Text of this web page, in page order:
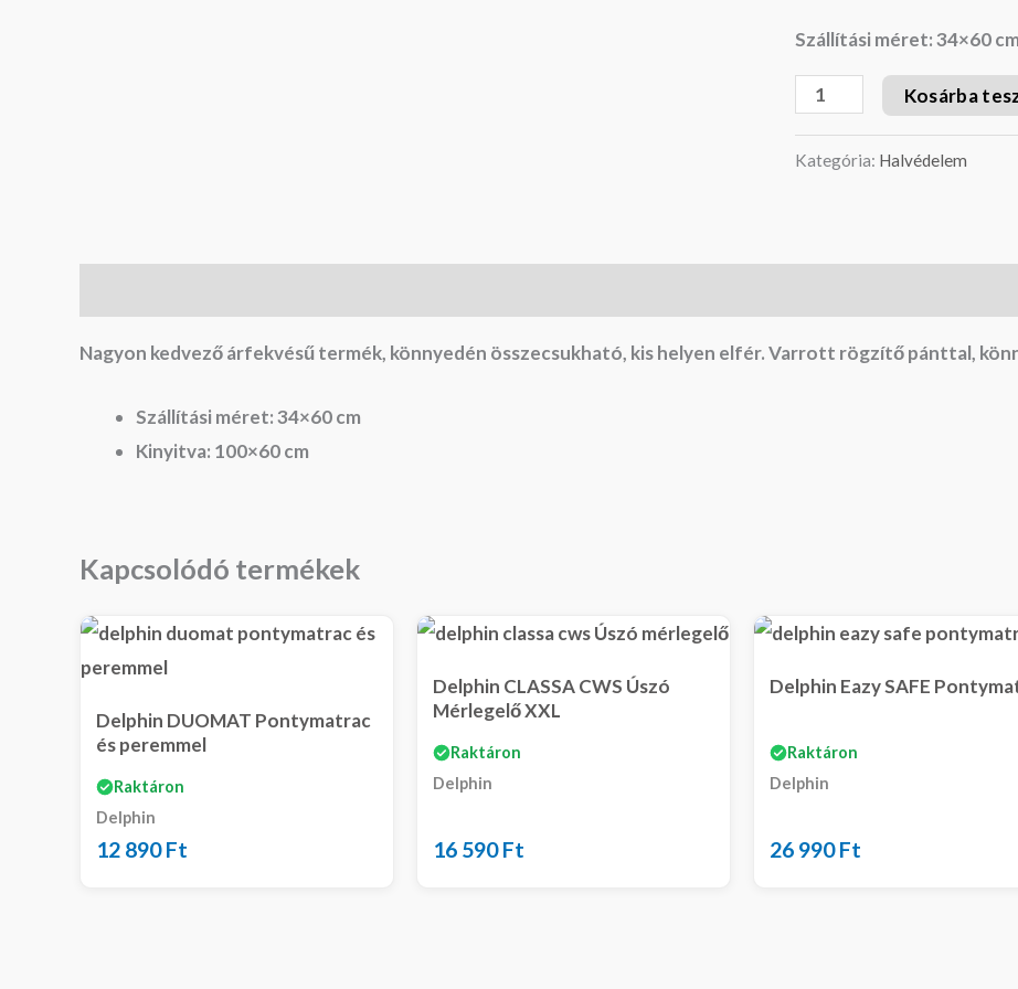
Szállítási méret: 34×60
Kosárba
Kategória: Halvédelem
Nagyon kedvező árfekvésű termék, könnyedén összecsukható, kis helyen elfér. Varrott rögzítő pánttal,
Szállítási méret: 34×60 cm
Kinyitva: 100×60 cm
Kapcsolódó termékek
Delphin DUOMAT Pontymatrac
és peremmel
Raktáron
Delphin
12 890Ft
Delphin CLASSA CWS Úszó
Mérlegelő XXL
Raktáron
Delphin
16 590Ft
Delphin Eazy SAFE
Raktáron
Delphin
26 990Ft